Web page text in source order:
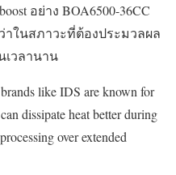
อย่าง BOA6500-36CC
ในสภาวะที่ต้องประมวลผล
เวลานาน
like IDS are known for
dissipate heat better during
over extended